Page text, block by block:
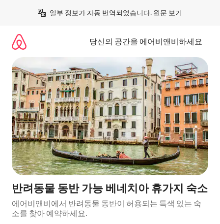
일부 정보가 자동 번역되었습니다. 원문 보기
당신의 공간을 에어비앤비하세요
반려동물 동반 가능 베네치아 휴가지 숙소
에어비앤비에서 반려동물 동반이 허용되는 특색 있는 숙
소를 찾아 예약하세요.